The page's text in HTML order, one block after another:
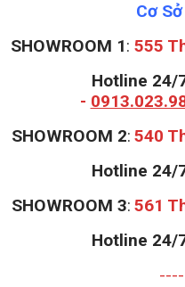
Cơ
SHOWROOM 1: 555
Hotline 24/
-
SHOWROOM 2: 540
Hotline 24/
SHOWROOM 3: 561
Hotline 24/